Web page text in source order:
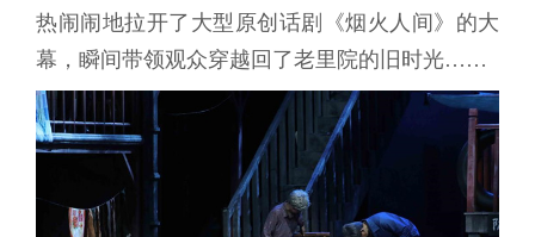
热闹闹地拉开了大型原创话剧《烟火人间》的大
幕，瞬间带领观众穿越回了老里院的旧时光……